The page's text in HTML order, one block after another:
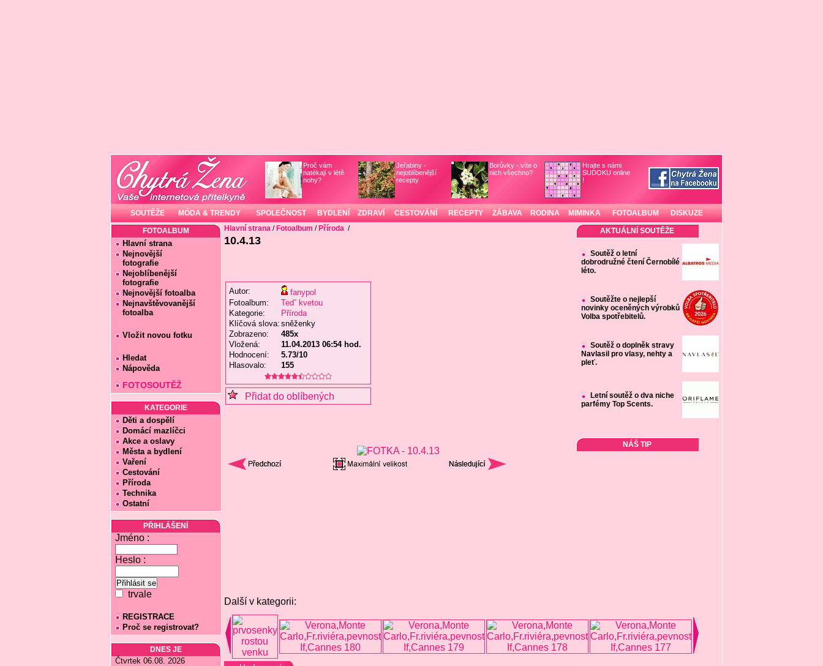
Proč vám
natékají v létě
nohy?
Jeřabiny -
nejoblíbenější
recepty
Borůvky - víte o
nich všechno?
Hrajte s námi
SUDOKU online
!
SOUTĚŽE MÓDA & TRENDY SPOLEČNOST BYDLENÍ ZDRAVÍ CESTOVÁNÍ RECEPTY ZÁBAVA RODINA MIMINKA FOTOALBUM DISKUZE
FOTOALBUM
Hlavní strana
Nejnovější
fotografie
Nejoblíbenější
fotografie
Nejnovější fotoalba
Nejnavštěvovanější
fotoalba
Vložit novou fotku
Hledat
Nápověda
FOTOSOUTĚŽ
KATEGORIE
Děti a dospělí
Domácí mazlíčci
Akce a oslavy
Města a bydlení
Vaření
Cestování
Příroda
Technika
Ostatní
PŘIHLÁŠENÍ
Jméno :
Heslo :
trvale
REGISTRACE
Proč se registrovat?
DNES JE
Čtvrtek 06.08. 2026
Hlavní strana/ Fotoalbum / Příroda /
10.4.13
Autor:
fanypol
Fotoalbum:
Tedˇ kvetou
Kategorie:
Příroda
Klíčová slova: sněženky
Zobrazeno:
485x
Vložená:
11.04.2013 06:54 hod.
Hodnocení:
5.73/10
Hlasovalo:
155
Přidat do oblíbených
Další v kategorii:
AKTUÁLNÍ SOUTĚŽE
Soutěž o letní
dobrodružné čtení Černobílé
léto.
Soutěžte o nejlepší
novinky oceněných výrobků
Volba spotřebitelů.
Soutěž o doplněk stravy
Navlasil pro vlasy, nehty a
pleť.
Letní soutěž o dva niche
parfémy Top Scents.
NÁŠ TIP